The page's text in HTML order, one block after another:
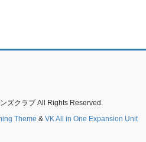
ズクラブ All Rights Reserved.
Theme & VK All in One Expansion Unit